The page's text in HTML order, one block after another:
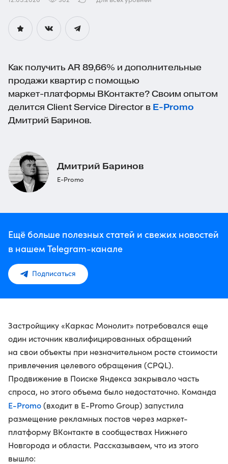
Как получить AR 89,66% и дополнительные
продажи квартир с помощью
маркет-платформы ВКонтакте? Своим опытом
делится Client Service Director в E-Promo
Дмитрий Баринов.
Дмитрий Баринов
E-Promo
Ещё больше полезных статей и свежих новостей
в нашем Telegram-канале
Подписаться
Застройщику «Каркас Монолит» потребовался еще
один источник квалифицированных обращений
на свои объекты при незначительном росте стоимости
привлечения целевого обращения (CPQL).
Продвижение в Поиске Яндекса закрывало часть
спроса, но этого объема было недостаточно. Команда
E-Promo(входит в E-Promo Group) запустила
размещение рекламных постов через маркет-
платформу ВКонтакте в сообществах Нижнего
Новгорода и области. Рассказываем, что из этого
вышло: